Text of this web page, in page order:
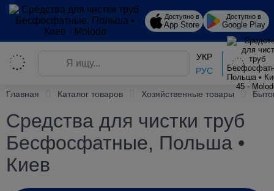
Доступно в
App Store
Доступно в
Google Play
УКР
РУС
Главная Каталог товаров Хозяйственные товары
Средства для чистки труб
Бесфосфатные, Польша •
Киев